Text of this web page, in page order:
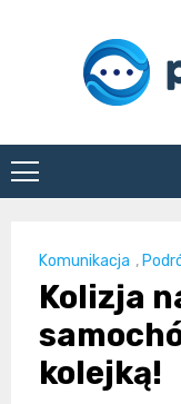
Komunikacja ,
Kolizja
kolejką!